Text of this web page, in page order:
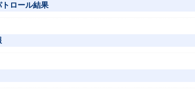
トロール結果